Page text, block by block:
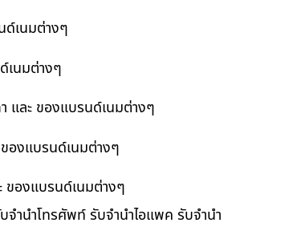
ด์เนมต่างๆ
เนมต่างๆ
และ ของแบรนด์เนมต่างๆ
องแบรนด์เนมต่างๆ
ของแบรนด์เนมต่างๆ
ำนำโทรศัพท์ รับจำนำไอแพค รับจำนำ